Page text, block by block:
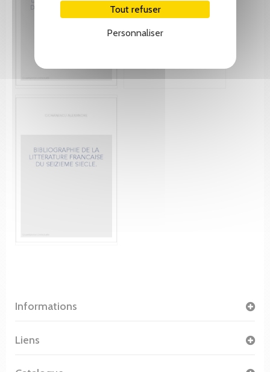
Tout refuser
Personnaliser
Informations
Liens